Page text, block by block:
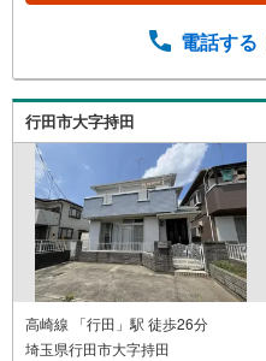
プランナーと無料相談
宅地建物取引士やファ
ンアドバイザーなど、
しております。お客様
待ちしております。
電話する
行田市大字持田
高崎線 「行田」駅 徒歩26分
埼玉県行田市大字持田